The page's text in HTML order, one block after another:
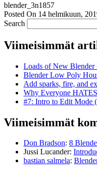
blender_3n1857
Posted On 14 helmikuun,
Search
Viimeisimmät
Loads of New Blender
Blender Low Poly
Add sparks, fire, and
Why Everyone
#7: Intro to Edit Mode
Viimeisimmät
Don Bradson: 8
Jussi Lucander:
bastian salmela: